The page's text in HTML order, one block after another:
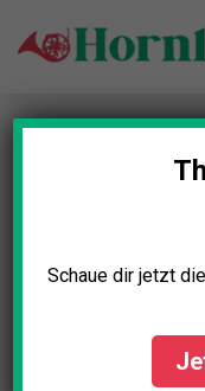
Inhalt
Schaue dir jetzt